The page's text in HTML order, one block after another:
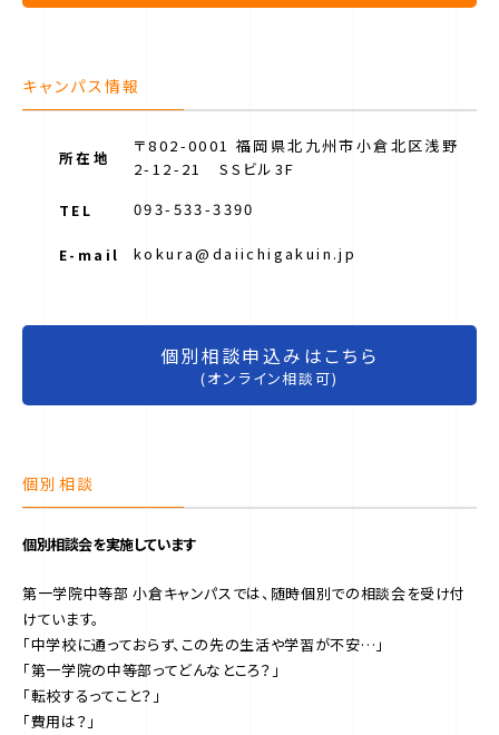
キャンパス情報
所在地
〒802-0001 福岡県北九州市小倉北区浅野
2-12-21 SSビル3F
TEL
093-533-3390
E-mail kokura@daiichigakuin.jp
個別相談申込みはこちら
(オンライン相談可)
個別相談
個別相談会を実施しています
第一学院中等部 小倉キャンパスでは、随時個別での相談会を受け付
けています。
「中学校に通っておらず、この先の生活や学習が不安…」
「第一学院の中等部ってどんなところ？」
「転校するってこと？」
「費用は？」